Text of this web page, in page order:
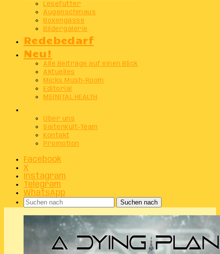
Lesefutter
Augenschmaus
Boxengasse
Bildergalerie
Redebedarf
Neu!
Alle Beiträge auf einen Blick
Aktuelles
Micks Mush-Room
Editorial
ME(N)TAL HEALTH
Über uns
SaitenKult-Team
Kontakt
Promotion
Facebook
X
Instagram
Telegram
WhatsApp
Suchen nach